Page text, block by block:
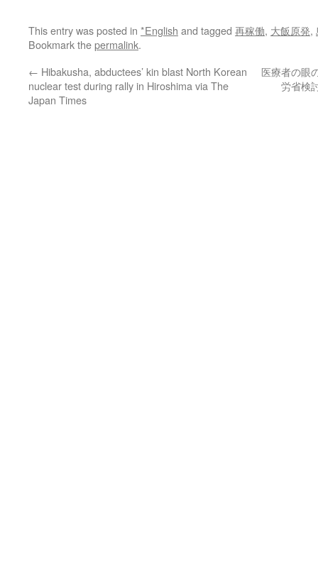
This entry was posted in *English and tagged 再稼働, 大飯原発,
Bookmark thepermalink.
← Hibakusha, abductees’ kin blast North Korean
nuclear test during rally in Hiroshima via The
Japan Times
医療者の眼
労省検